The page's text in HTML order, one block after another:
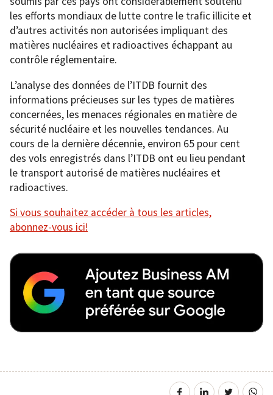
les efforts mondiaux de lutte contre le trafic illicite et
d’autres activités non autorisées impliquant des
matières nucléaires et radioactives échappant au
contrôle réglementaire.
L’analyse des données de l’ITDB fournit des
informations précieuses sur les types de matières
concernées, les menaces régionales en matière de
sécurité nucléaire et les nouvelles tendances. Au
cours de la dernière décennie, environ 65 pour cent
des vols enregistrés dans l’ITDB ont eu lieu pendant
le transport autorisé de matières nucléaires et
radioactives.
Si vous souhaitez accéder à tous les articles,
abonnez-vous ici!